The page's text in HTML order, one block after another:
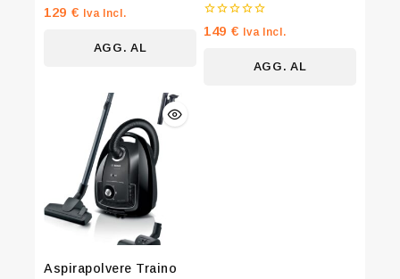
0
su
129 € Iva Incl.
AGG. AL
0
su
149 € Iva Incl.
AGG. AL
Aspirapolvere Traino